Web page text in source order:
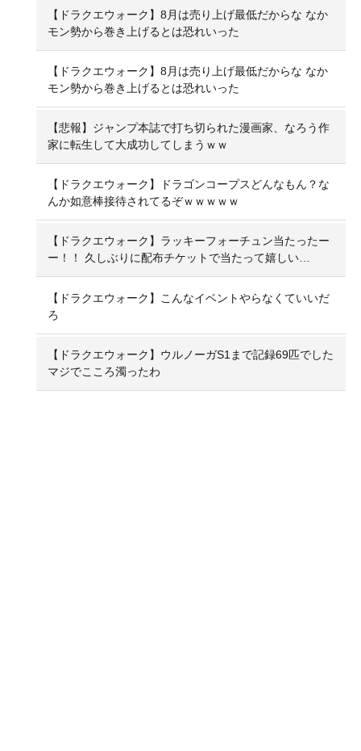
【ドラクエウォーク】8月は売り上げ最低だからな なか
モン勢から巻き上げるとは恐れいった
【ドラクエウォーク】8月は売り上げ最低だからな なか
モン勢から巻き上げるとは恐れいった
【悲報】ジャンプ本誌で打ち切られた漫画家、なろう作
家に転生して大成功してしまうｗｗ
【ドラクエウォーク】ドラゴンコープスどんなもん？な
んか如意棒接待されてるぞｗｗｗｗｗ
【ドラクエウォーク】ラッキーフォーチュン当たったー
ー！！ 久しぶりに配布チケットで当たって嬉しい…
【ドラクエウォーク】こんなイベントやらなくていいだ
ろ
【ドラクエウォーク】ウルノーガS1まで記録69匹でした
マジでこころ濁ったわ